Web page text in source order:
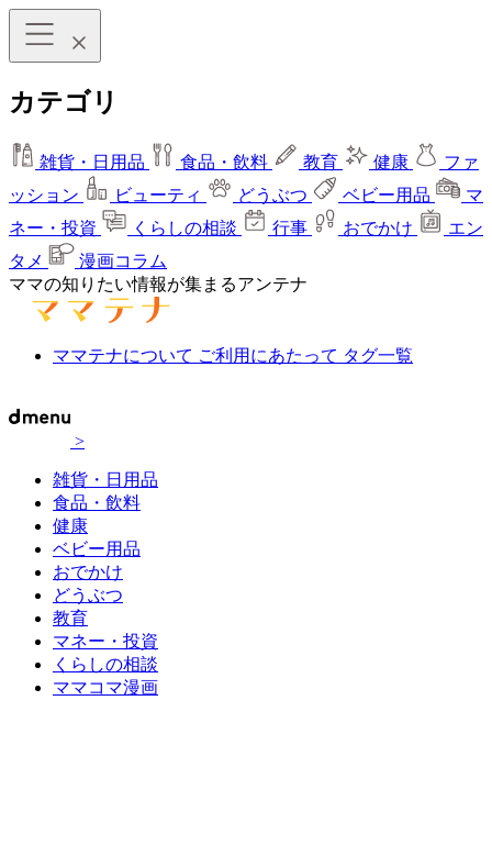
カテゴリ
雑貨・日用品 食品・飲料 教育 健康
ファ
ッション
ビューティ どうぶつ ベビー用品
マ
ネー・投資
くらしの相談 行事 おでかけ
エン
タメ
漫画コラム
ママの知りたい情報が集まるアンテナ
ママテナについて ご利用にあたって タグ一覧
>
雑貨・日用品
食品・飲料
健康
ベビー用品
おでかけ
どうぶつ
教育
マネー・投資
くらしの相談
ママコマ漫画